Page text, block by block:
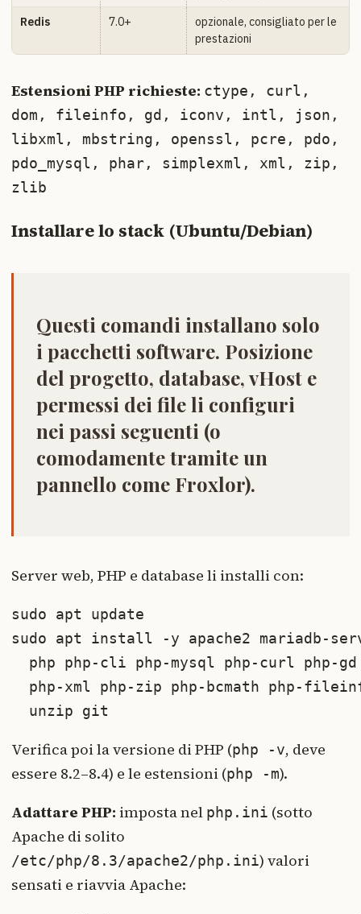
Redis 7.0+
opzionale, consigliato per le
prestazioni
Estensioni PHP richieste: ctype, curl,
dom, fileinfo, gd, iconv, intl, json,
libxml, mbstring, openssl, pcre, pdo,
pdo_mysql, phar, simplexml, xml, zip,
zlib
Installare lo stack (Ubuntu/Debian)
Questi comandi installano solo
i pacchetti software. Posizione
del progetto, database, vHost e
permessi dei file li configuri
nei passi seguenti (o
comodamente tramite un
pannello come Froxlor).
Server web, PHP e database li installi con:
sudo apt update
sudo apt install -y apache2 mariadb-
php php-cli php-mysql php-curl php-
php-xml php-zip php-bcmath php-
  unzip git
Verifica poi la versione di PHP (php -v, deve
essere 8.2–8.4) e le estensioni (php -m).
Adattare PHP: imposta nel php.ini (sotto
Apache di solito
/etc/php/8.3/apache2/php.ini) valori
sensati e riavvia Apache: